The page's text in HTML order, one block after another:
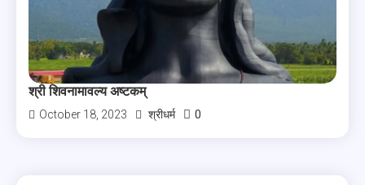
श्री शिवनामावल्य अष्टकम्
October 18, 2023 श्रीधर्म 0